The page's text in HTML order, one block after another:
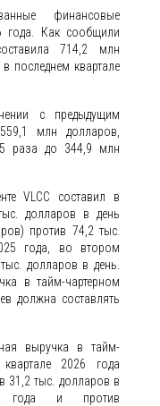
финансовые
года. Как сообщили
714,2 млн
последнем квартале
с предыдущим
млн долларов,
раза до 344,9 млн
VLCC составил в
долларов в день
против 74,2 тыс.
года, во втором
долларов в день.
в тайм-чартерном
должна составлять
выручка в тайм-
2026 года
31,2 тыс. долларов в
года и против